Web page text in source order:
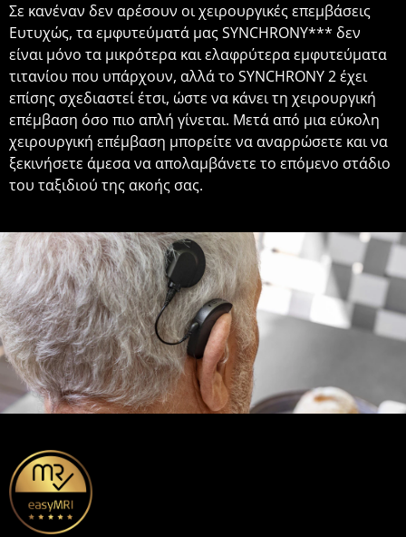
Σε κανέναν δεν αρέσουν οι χειρουργικές επεμβάσεις
Ευτυχώς, τα εμφυτεύματά μας SYNCHRONY*** δεν
είναι μόνο τα μικρότερα και ελαφρύτερα εμφυτεύματα
τιτανίου που υπάρχουν, αλλά το SYNCHRONY 2 έχει
επίσης σχεδιαστεί έτσι, ώστε να κάνει τη χειρουργική
επέμβαση όσο πιο απλή γίνεται. Μετά από μια εύκολη
χειρουργική επέμβαση μπορείτε να αναρρώσετε και να
ξεκινήσετε άμεσα να απολαμβάνετε το επόμενο στάδιο
του ταξιδιού της ακοής σας.